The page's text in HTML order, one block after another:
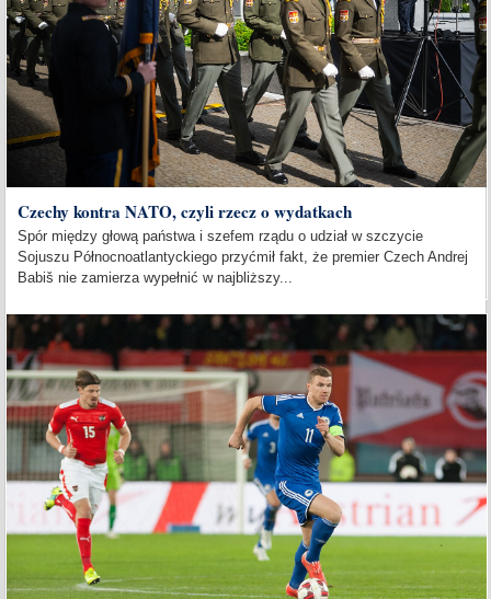
Czechy kontra NATO, czyli rzecz o wydatkach
Spór między głową państwa i szefem rządu o udział w szczycie
Sojuszu Północnoatlantyckiego przyćmił fakt, że premier Czech Andrej
Babiš nie zamierza wypełnić w najbliższy...